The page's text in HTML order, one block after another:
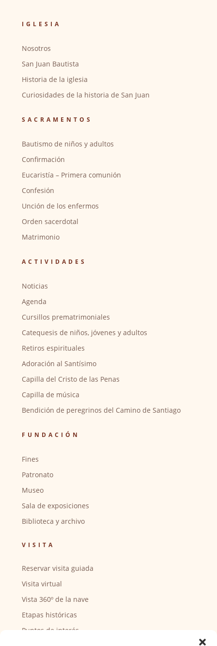
IGLESIA
Nosotros
San Juan Bautista
Historia de la iglesia
Curiosidades de la historia de San Juan
SACRAMENTOS
Bautismo de niños y adultos
Confirmación
Eucaristía – Primera comunión
Confesión
Unción de los enfermos
Orden sacerdotal
Matrimonio
ACTIVIDADES
Noticias
Agenda
Cursillos prematrimoniales
Catequesis de niños, jóvenes y adultos
Retiros espirituales
Adoración al Santísimo
Capilla del Cristo de las Penas
Capilla de música
Bendición de peregrinos del Camino de Santiago
FUNDACIÓN
Fines
Patronato
Museo
Sala de exposiciones
Biblioteca y archivo
VISITA
Reservar visita guiada
Visita virtual
Vista 360º de la nave
Etapas históricas
Puntos de interés